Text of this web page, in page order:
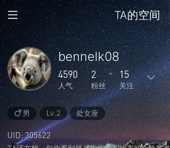
TA的空间
bennelk08
4590
人气
2
粉丝
15
关注
9
主题
8
回复
2
日志
男 Lv.2 处女座
UID: 305622